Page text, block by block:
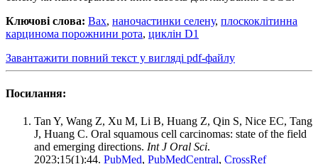
Ключові слова: Bax, наночастинки селену, плоскоклітинна
карцинома порожнини рота, циклін D1
Завантажити повний текст у вигляді pdf-файлу
Посилання:
Tan Y, Wang Z, Xu M, Li B, Huang Z, Qin S, Nice EC, Tang
J, Huang C. Oral squamous cell carcinomas: state of the field
and emerging directions. Int J Oral Sci.
2023;15(1):44. PubMed, PubMedCentral, CrossRef